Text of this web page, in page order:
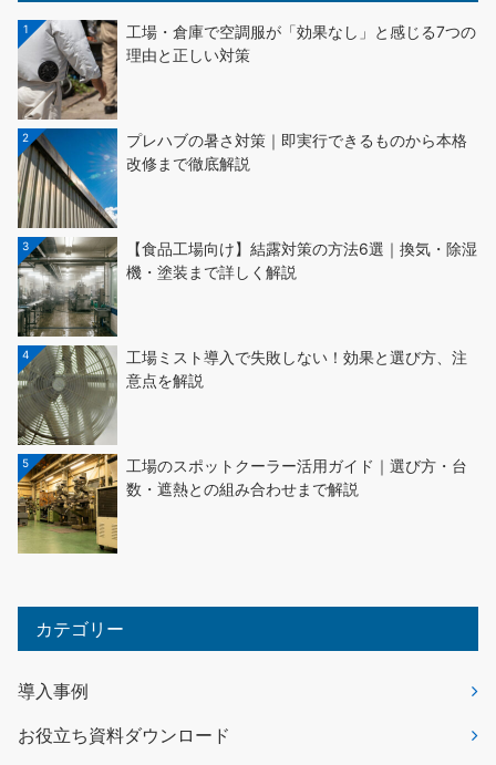
1
工場・倉庫で空調服が「効果なし」と感じる7つの
理由と正しい対策
2
プレハブの暑さ対策｜即実行できるものから本格
改修まで徹底解説
3
【食品工場向け】結露対策の方法6選｜換気・除湿
機・塗装まで詳しく解説
4
工場ミスト導入で失敗しない！効果と選び方、注
意点を解説
5
工場のスポットクーラー活用ガイド｜選び方・台
数・遮熱との組み合わせまで解説
カテゴリー
導入事例
お役立ち資料ダウンロード